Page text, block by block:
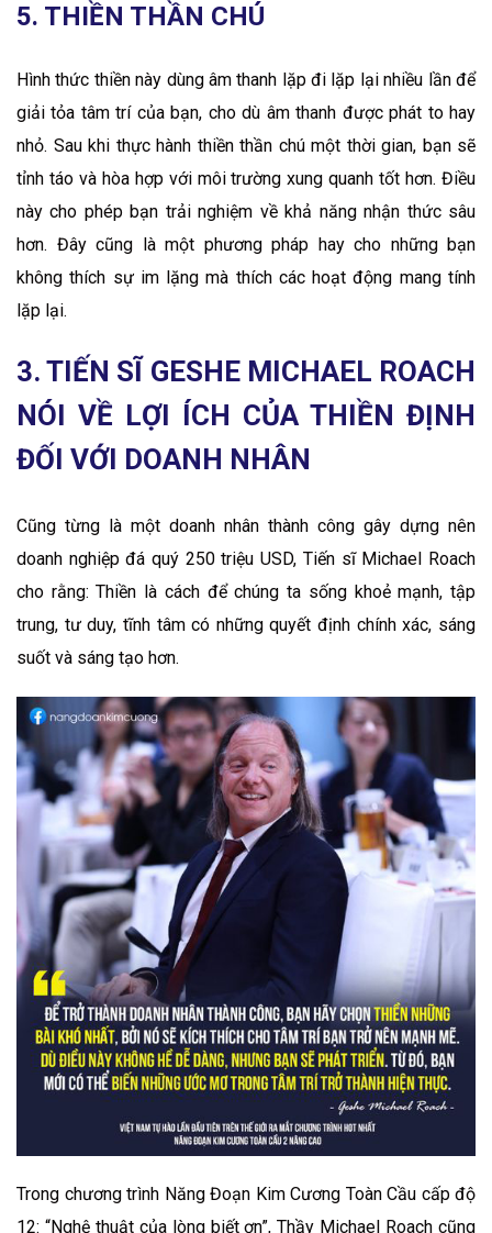
5. THIỀN THẦN CHÚ
Hình thức thiền này dùng âm thanh lặp đi lặp lại nhiều lần để
giải tỏa tâm trí của bạn, cho dù âm thanh được phát to hay
nhỏ. Sau khi thực hành thiền thần chú một thời gian, bạn sẽ
tỉnh táo và hòa hợp với môi trường xung quanh tốt hơn. Điều
này cho phép bạn trải nghiệm về khả năng nhận thức sâu
hơn. Đây cũng là một phương pháp hay cho những bạn
không thích sự im lặng mà thích các hoạt động mang tính
lặp lại.
3. TIẾN SĨ GESHE MICHAEL ROACH
NÓI VỀ LỢI ÍCH CỦA THIỀN ĐỊNH
ĐỐI VỚI DOANH NHÂN
Cũng từng là một doanh nhân thành công gây dựng nên
doanh nghiệp đá quý 250 triệu USD, Tiến sĩ Michael Roach
cho rằng: Thiền là cách để chúng ta sống khoẻ mạnh, tập
trung, tư duy, tĩnh tâm có những quyết định chính xác, sáng
suốt và sáng tạo hơn.
Trong chương trình Năng Đoạn Kim Cương Toàn Cầu cấp độ
12: “Nghệ thuật của lòng biết ơn”, Thầy Michael Roach cũng